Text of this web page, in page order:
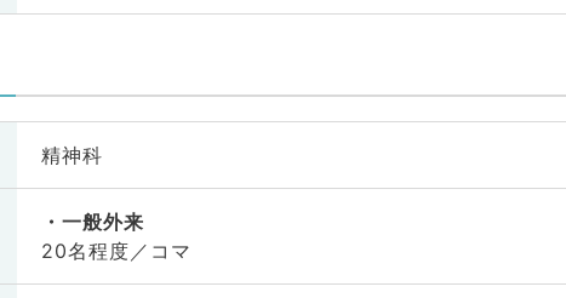
精神科
一般外来
20名程度／コマ